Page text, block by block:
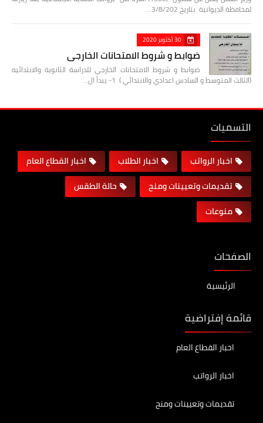
لمحافظة الديوانية بتاريخ 3/8/202…
30 أكتوبر 2020
ضوابط و شروط الامتحانات الخارجي
ضوابط و شروط الامتحانات الخارجي للدراسة الثانوية والابتدائيه
(الثالث المتوسط و السادس اعدادي والابتدائي ) 1- يبدأ ال…
التسميات
اخبار الرواتب اخبار الطلاب
اخبار القطاع العام
تقديمات وتعيينات ومنح
حالة الطقس
منوعات
الصفحات
الرئيسية
قائمة إفتراضية
اخبار القطاع العام
اخبار الرواتب
تقديمات وتعيينات ومنح